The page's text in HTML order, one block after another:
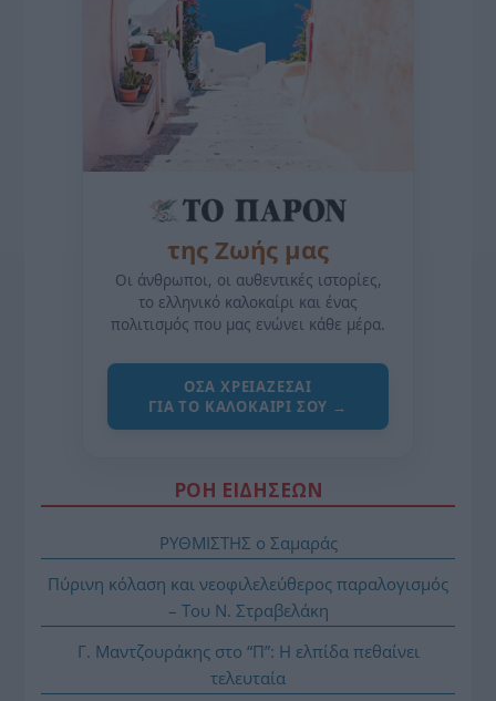
της Ζωής μας
Οι άνθρωποι, οι αυθεντικές ιστορίες,
το ελληνικό καλοκαίρι και ένας
πολιτισμός που μας ενώνει κάθε μέρα.
ΌΣΑ ΧΡΕΙΆΖΕΣΑΙ
ΓΙΑ ΤΟ ΚΑΛΟΚΑΊΡΙ ΣΟΥ →
ΡΟΗ ΕΙΔΗΣΕΩΝ
ΡΥΘΜΙΣΤΗΣ ο Σαμαράς
Πύρινη κόλαση και νεοφιλελεύθερος παραλογισμός
– Του Ν. Στραβελάκη
Γ. Μαντζουράκης στο “Π”: Η ελπίδα πεθαίνει
τελευταία